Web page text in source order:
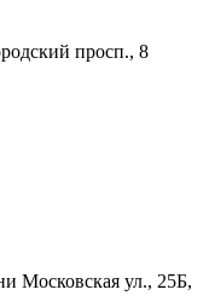
просп., 8
Московская ул., 25Б,